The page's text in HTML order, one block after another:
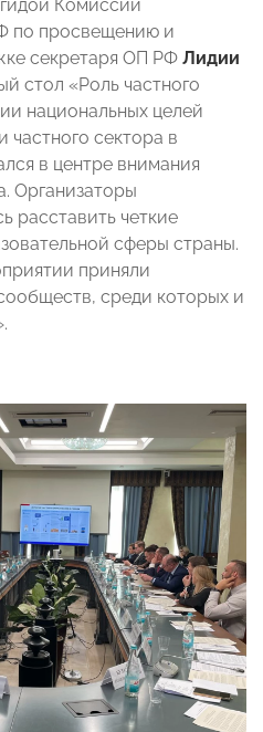
Комиссии
по просвещению и
секретаря ОП РФ Лидии
стол «Роль частного
национальных целей
частного сектора в
в центре внимания
Организаторы
расставить четкие
сферы страны.
приняли
среди которых и